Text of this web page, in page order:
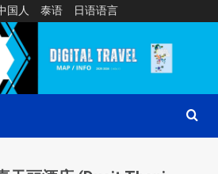
国人 泰语 日语语言